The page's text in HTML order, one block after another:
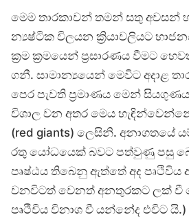
මෙම තාරකාවන් තමන් සතු අවසන්
න්‍යෂ්ටික විලයන ක්‍රියාවලියට
ක්‍රම ක්‍රමයෙන් ප්‍රසාරණය වීමට
ගනී. සාමාන්‍යයෙන් මෙවිට අදාළ
පෙර පැවති ප්‍රමාණය මෙන්
විශාල වන අතර මෙය
(red giants) ලෙසිනි. අනාගතයේ
රතු යෝධයෙක් බවට පත්වුණු පසු
පෘෂ්ඨය තිබෙනු ඇත්තේ අද පෘථිවිය
වනවිටත් වෙනත් අනතුරකට ලක්
පෘථිවිය විනාශ වී යන්නේද එවිට යි.)